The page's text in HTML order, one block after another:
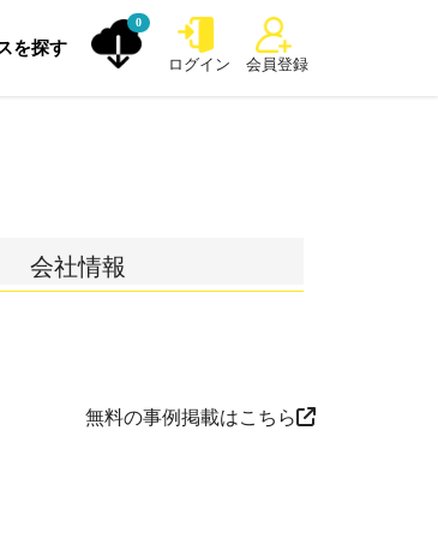
を探す
0
ログイン 会員登録
会社情報
無料の事例掲載はこちら